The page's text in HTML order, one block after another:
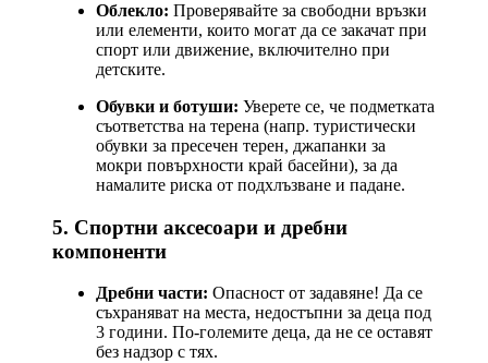
Облекло: Проверявайте за свободни връзки
или елементи, които могат да се закачат при
спорт или движение, включително при
детските.
Обувки и ботуши: Уверете се, че подметката
съответства на терена (напр. туристически
обувки за пресечен терен, джапанки за
мокри повърхности край басейни), за да
намалите риска от подхлъзване и падане.
5. Спортни аксесоари и дребни
компоненти
Дребни части: Опасност от задавяне! Да се
съхраняват на места, недостъпни за деца под
3 години. По-големите деца, да не се оставят
без надзор с тях.